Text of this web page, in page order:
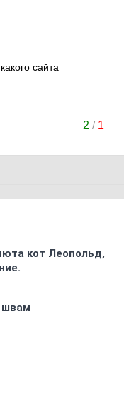
сайта
2 / 1
кот Леопольд,
швам